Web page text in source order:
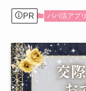
PR パパ活アプ